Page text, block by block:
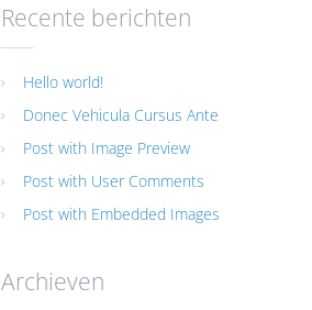
Recente berichten
Hello world!
Donec Vehicula Cursus Ante
Post with Image Preview
Post with User Comments
Post with Embedded Images
Archieven